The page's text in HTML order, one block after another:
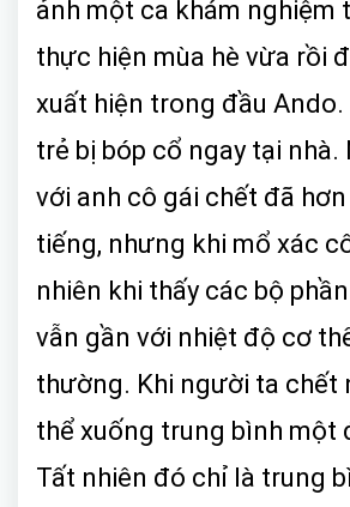
ảnh một ca khám nghiệm
thực hiện mùa hè vừa rồi
xuất hiện trong đầu
trẻ bị bóp cổ ngay tại
với anh cô gái chết đã
tiếng, nhưng khi mổ xác
nhiên khi thấy các bộ
vẫn gần với nhiệt độ cơ
thường. Khi người ta chết
thể xuống trung bình một
Tất nhiên đó chỉ là trung